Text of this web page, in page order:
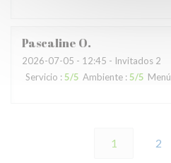
Pascaline O
2026-07-05 - 12:45 - Invitados 2
Servicio :5/5 Ambiente :5/5 Menú
1 2